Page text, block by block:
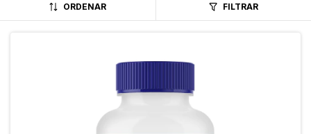
ORDENAR FILTRAR